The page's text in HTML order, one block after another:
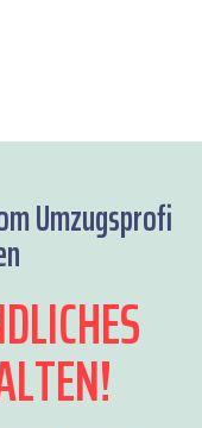
Umzugsprofi